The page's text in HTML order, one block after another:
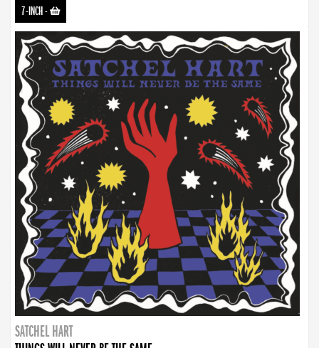
7-INCH-
SATCHEL HART